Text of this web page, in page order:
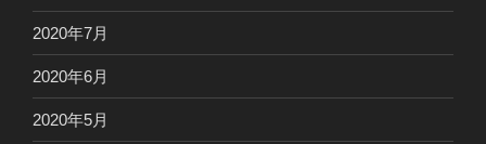
2020年7月
2020年6月
2020年5月